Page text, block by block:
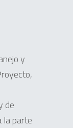
y
de
la parte